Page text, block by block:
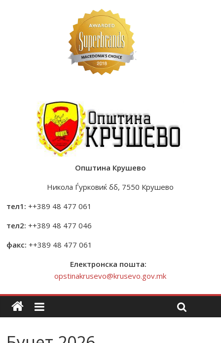
Општина Крушево
Никола Ѓурковиќ бб, 7550 Крушево
тел1: ++389 48 477 061
тел2: ++389 48 477 046
факс: ++389 48 477 061
Електронска пошта:
opstinakrusevo@krusevo.gov.mk